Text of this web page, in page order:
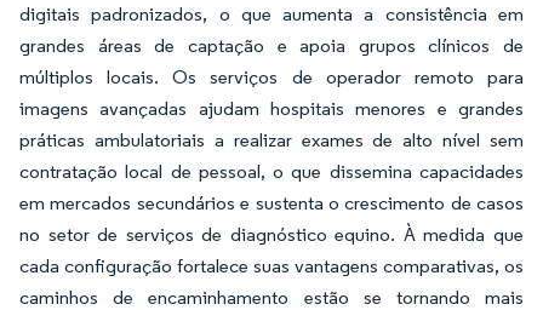
digitais padronizados, o que aumenta a consistência em
grandes áreas de captação e apoia grupos clínicos de
múltiplos locais. Os serviços de operador remoto para
imagens avançadas ajudam hospitais menores e grandes
práticas ambulatoriais a realizar exames de alto nível sem
contratação local de pessoal, o que dissemina capacidades
em mercados secundários e sustenta o crescimento de casos
no setor de serviços de diagnóstico equino. À medida que
cada configuração fortalece suas vantagens comparativas, os
caminhos de encaminhamento estão se tornando mais